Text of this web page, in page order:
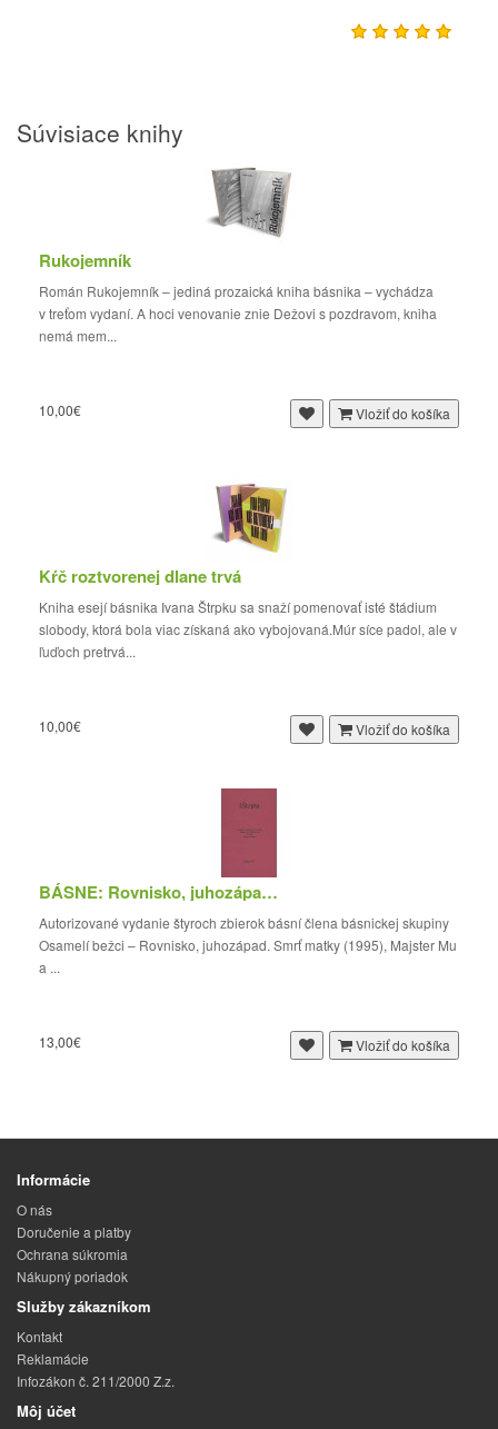
Súvisiace knihy
Rukojemník
Román Rukojemník – jediná prozaická kniha básnika – vychádza
v treťom vydaní. A hoci venovanie znie Dežovi s pozdravom, kniha
nemá mem...
10,00€ Vložiť do košíka
Kŕč roztvorenej dlane trvá
Kniha esejí básnika Ivana Štrpku sa snaží pomenovať isté štádium
slobody, ktorá bola viac získaná ako vybojovaná.Múr síce padol, ale v
ľuďoch pretrvá...
10,00€ Vložiť do košíka
BÁSNE: Rovnisko, juhozápad. Smrť matky / Majster...
Autorizované vydanie štyroch zbierok básní člena básnickej skupiny
Osamelí bežci – Rovnisko, juhozápad. Smrť matky (1995), Majster Mu
a ...
13,00€ Vložiť do košíka
Informácie
O nás
Doručenie a platby
Ochrana súkromia
Nákupný poriadok
Služby zákazníkom
Kontakt
Reklamácie
Infozákon č. 211/2000 Z.z.
Môj účet